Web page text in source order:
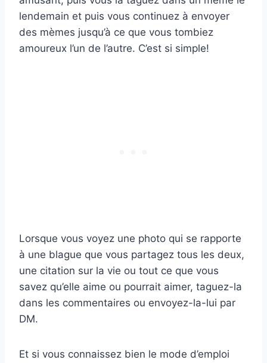
lendemain et puis vous continuez à envoyer
des mèmes jusqu’à ce que vous tombiez
amoureux l’un de l’autre. C’est si simple!
Lorsque vous voyez une photo qui se rapporte
à une blague que vous partagez tous les deux,
une citation sur la vie ou tout ce que vous
savez qu’elle aime ou pourrait aimer, taguez-la
dans les commentaires ou envoyez-la-lui par
DM.
Et si vous connaissez bien le mode d’emploi